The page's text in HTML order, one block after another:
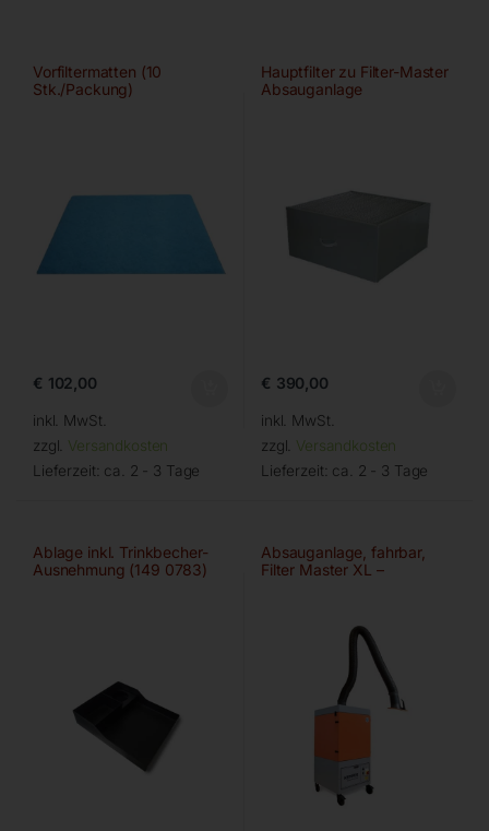
Vorfiltermatten (10
Stk./Packung)
€ 102,00
inkl. MwSt.
zzgl. Versandkosten
Lieferzeit: ca. 2 - 3 Tage
Hauptfilter zu Filter-Master
Absauganlage
€ 390,00
inkl. MwSt.
zzgl. Versandkosten
Lieferzeit: ca. 2 - 3 Tage
Ablage inkl. Trinkbecher-
Ausnehmung (149 0783)
Absauganlage, fahrbar,
Filter Master XL –